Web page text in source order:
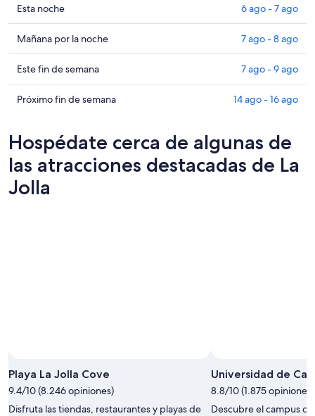
Ver
precios
de
propiedades
en
La
Jolla
noche,
ago
-
Esta noche 6 ago - 7 ago
Ver
precios
de
propiedades
en
para
mañana
por
la
Mañana por la noche 7 ago - 8 ago
Ver
precios
de
La
para
este
Este fin de semana 7 ago - 9 ago
Ver
propiedades
en
La
Jolla
Próximo fin de semana 14 ago - 16 ago
Hospédate cerca de algunas de
las atracciones destacadas de La
Jolla
Playa La Jolla Cove
9.4/10 (8.246 opiniones)
Disfruta las tiendas, restaurantes y playas de
Universidad de
8.8/10 (1.875 opiniones)
Descubre el campus